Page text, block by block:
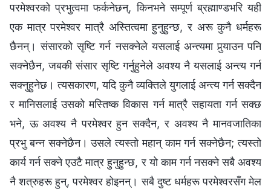
परमेश्‍वरको प्रभुत्वमा फर्कनेछन्, किनभने सम्पूर्ण ब्रह्माण्डभरि यही
एक मात्र परमेश्‍वर मात्रै अस्तित्वमा हुनुहुन्छ, र अरू कुनै धर्महरू
छैनन्। संसारको सृष्टि गर्न नसक्नेले यसलाई अन्त्यमा पुर्‍याउन पनि
सक्नेछैन, जबकी संसार सृष्टि गर्नुहुनेले अवश्य नै यसलाई अन्त्य गर्न
सक्‍नुहुनेछ। त्यसकारण, यदि कुनै व्यक्तिले युगलाई अन्त्य गर्न सक्दैन
र मानिसलाई उसको मस्तिष्क विकास गर्न मात्रै सहायता गर्न सक्छ
भने, ऊ अवश्य नै परमेश्‍वर हुन सक्दैन, र अवश्य नै मानवजातिका
प्रभु बन्‍न सक्‍नेछैन। उसले त्यस्तो महान् काम गर्न सक्‍नेछैन; त्यस्तो
कार्य गर्न सक्‍ने एउटै मात्र हुनुहुन्छ, र यो काम गर्न नसक्‍ने सबै अवश्य
नै शत्रुहरू हुन्, परमेश्‍वर होइनन्। सबै दुष्ट धर्महरू परमेश्‍वरसँग मेल